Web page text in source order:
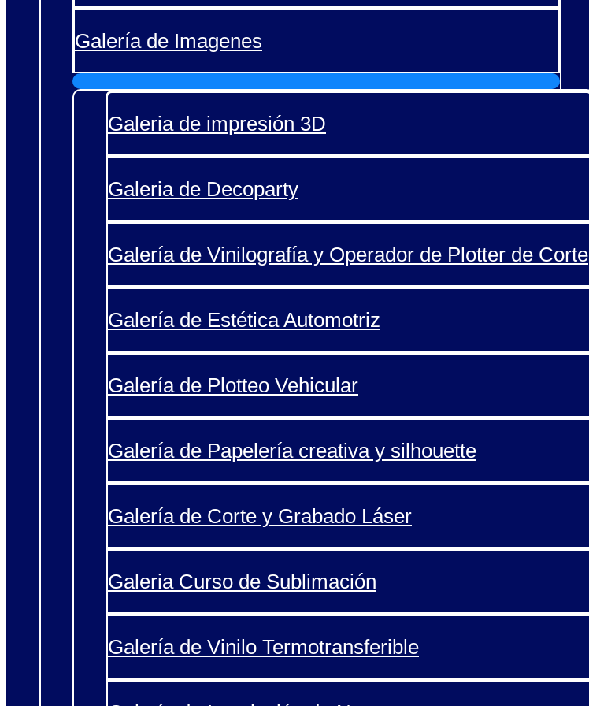
Galería de Imagenes
Galeria de impresión 3D
Galeria de Decoparty
Galería de Vinilografía y Operador de Plotter de Corte
Galería de Estética Automotriz
Galería de Plotteo Vehicular
Galería de Papelería creativa y silhouette
Galería de Corte y Grabado Láser
Galeria Curso de Sublimación
Galería de Vinilo Termotransferible